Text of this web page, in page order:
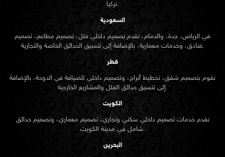
تركيا.
السعودية
في الرياض، جدة، والدمام، نقدم تصميم داخلي فلل، تصميم مطاعم، تصميم
فنادق، وخدمات معمارية، بالإضافة إلى تنسيق الحدائق الخاصة والتجارية.
قطر
نقوم بتصميم شقق، تخطيط أبراج، وتصميم داخلي للضيافة في الدوحة، بالإضافة
إلى تنسيق حدائق الفلل والمشاريع الخارجية.
الكويت
نقدم خدمات تصميم داخلي سكني وتجاري، تصميم معماري، وتصميم حدائق
شامل في مدينة الكويت.
البحرين